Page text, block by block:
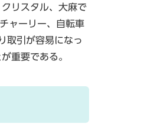
リスタル、大麻で
ャーリー、自転車
取引が容易になっ
重要である。